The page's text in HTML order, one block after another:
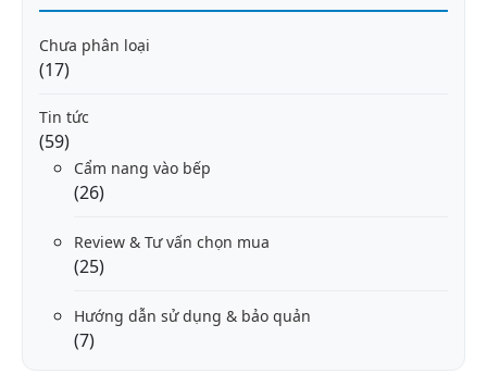
Chưa phân loại
(17)
Tin tức
(59)
Cẩm nang vào bếp
(26)
Review & Tư vấn chọn mua
(25)
Hướng dẫn sử dụng & bảo quản
(7)